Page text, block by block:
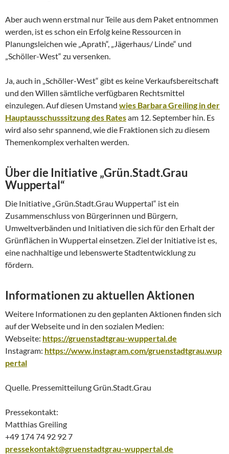
Aber auch wenn erstmal nur Teile aus dem Paket entnommen
werden, ist es schon ein Erfolg keine Ressourcen in
Planungsleichen wie „Aprath“, „Jägerhaus/ Linde“ und
„Schöller-West“ zu versenken.
Ja, auch in „Schöller-West“ gibt es keine Verkaufsbereitschaft
und den Willen sämtliche verfügbaren Rechtsmittel
einzulegen. Auf diesen Umstand wies Barbara Greiling in der
Hauptausschusssitzung des Ratesam 12. September hin. Es
wird also sehr spannend, wie die Fraktionen sich zu diesem
Themenkomplex verhalten werden.
Über die Initiative „Grün.Stadt.Grau
Wuppertal“
Die Initiative „Grün.Stadt.Grau Wuppertal“ ist ein
Zusammenschluss von Bürgerinnen und Bürgern,
Umweltverbänden und Initiativen die sich für den Erhalt der
Grünflächen in Wuppertal einsetzen. Ziel der Initiative ist es,
eine nachhaltige und lebenswerte Stadtentwicklung zu
fördern.
Informationen zu aktuellen Aktionen
Weitere Informationen zu den geplanten Aktionen finden sich
auf der Webseite und in den sozialen Medien:
Webseite: https://gruenstadtgrau-wuppertal.de
Instagram: https://www.instagram.com/gruenstadtgrau.wup
pertal
Quelle. Pressemitteilung Grün.Stadt.Grau
Pressekontakt:
Matthias Greiling
+49 174 74 92 92 7
pressekontakt@gruenstadtgrau-wuppertal.de